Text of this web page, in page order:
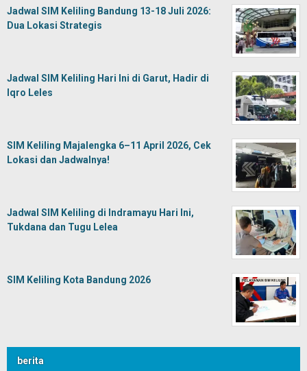
Jadwal SIM Keliling Bandung 13-18 Juli 2026:
Dua Lokasi Strategis
Jadwal SIM Keliling Hari Ini di Garut, Hadir di
Iqro Leles
SIM Keliling Majalengka 6–11 April 2026, Cek
Lokasi dan Jadwalnya!
Jadwal SIM Keliling di Indramayu Hari Ini,
Tukdana dan Tugu Lelea
SIM Keliling Kota Bandung 2026
berita